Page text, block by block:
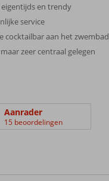
en trendy
service
cocktailbar aan het zwembad
zeer centraal gelegen
Aanrader
15 beoordelingen